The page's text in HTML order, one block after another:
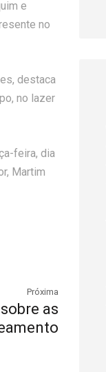
e
no
destaca
no lazer
feira, dia
Martim
Próxima
as